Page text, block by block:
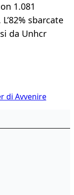
1.081
sbarcate
da Unhcr
di Avvenire